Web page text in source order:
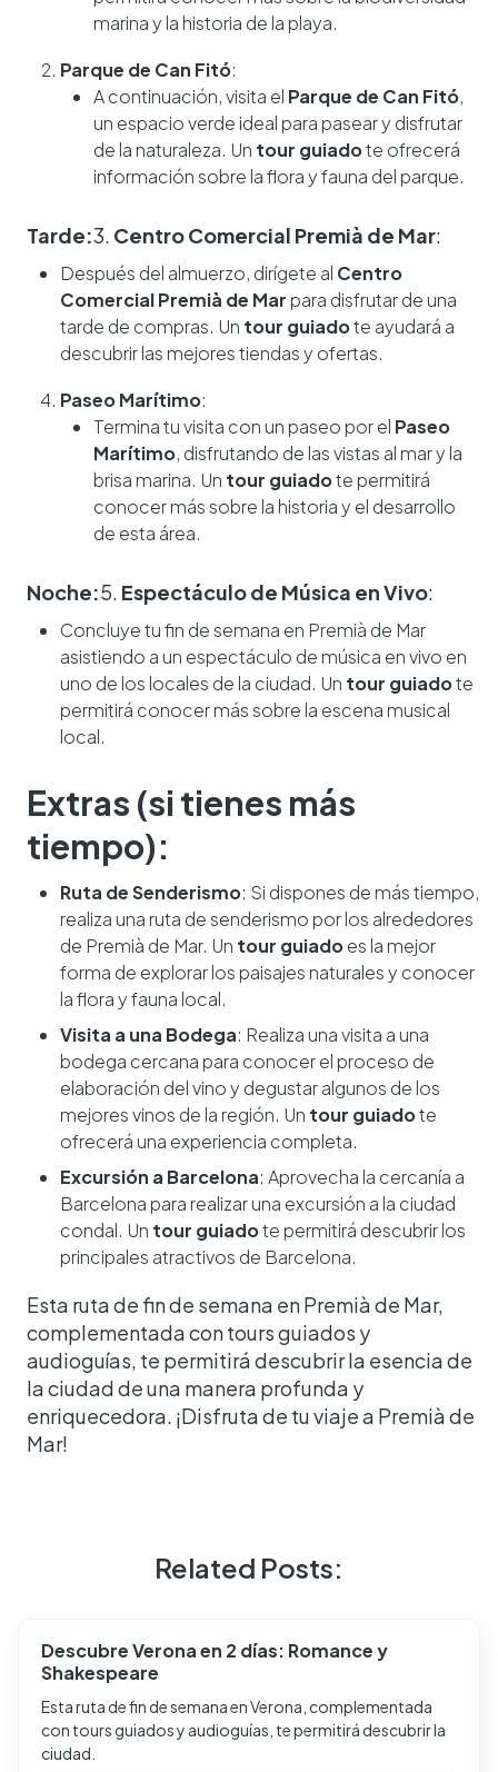
marina y la historia de la playa.
Parque de Can Fitó:
A continuación, visita el Parque de Can Fitó,
un espacio verde ideal para pasear y disfrutar
de la naturaleza. Un tour guiadote ofrecerá
información sobre la flora y fauna del parque.
Tarde:3. Centro Comercial Premià de Mar:
Después del almuerzo, dirígete al Centro
Comercial Premià de Mar para disfrutar de una
tarde de compras. Un tour guiadote ayudará a
descubrir las mejores tiendas y ofertas.
Paseo Marítimo:
Termina tu visita con un paseo por el Paseo
Marítimo, disfrutando de las vistas al mar y la
brisa marina. Un tour guiadote permitirá
conocer más sobre la historia y el desarrollo
de esta área.
Noche:5. Espectáculo de Música en Vivo:
Concluye tu fin de semana en Premià de Mar
asistiendo a un espectáculo de música en vivo en
uno de los locales de la ciudad. Un tour guiadote
permitirá conocer más sobre la escena musical
local.
Extras (si tienes más
tiempo):
Ruta de Senderismo: Si dispones de más tiempo,
realiza una ruta de senderismo por los alrededores
de Premià de Mar. Un tour guiadoes la mejor
forma de explorar los paisajes naturales y conocer
la flora y fauna local.
Visita a una Bodega: Realiza una visita a una
bodega cercana para conocer el proceso de
elaboración del vino y degustar algunos de los
mejores vinos de la región. Un tour guiadote
ofrecerá una experiencia completa.
Excursión a Barcelona: Aprovecha la cercanía a
Barcelona para realizar una excursión a la ciudad
condal. Un tour guiadote permitirá descubrir los
principales atractivos de Barcelona.
Esta ruta de fin de semana en Premià de Mar,
complementada con tours guiados y
audioguías, te permitirá descubrir la esencia de
la ciudad de una manera profunda y
enriquecedora. ¡Disfruta de tu viaje a Premià de
Mar!
Related Posts:
Descubre Verona en 2 días: Romance y
Shakespeare
Esta ruta de fin de semana en Verona, complementada
con tours guiados y audioguías, te permitirá descubrir la
ciudad.